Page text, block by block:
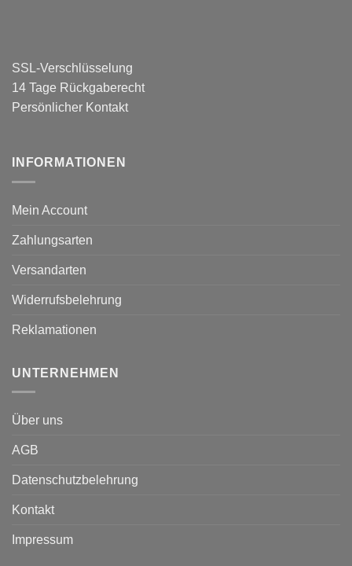
SSL-Verschlüsselung
14 Tage Rückgaberecht
Persönlicher Kontakt
INFORMATIONEN
Mein Account
Zahlungsarten
Versandarten
Widerrufsbelehrung
Reklamationen
UNTERNEHMEN
Über uns
AGB
Datenschutzbelehrung
Kontakt
Impressum